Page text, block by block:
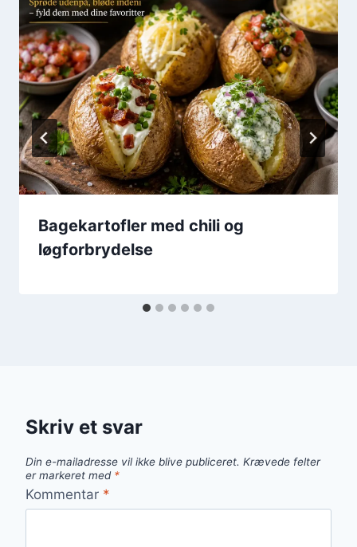
Bagekartofler med chili og
løgforbrydelse
Skriv et svar
Din e-mailadresse vil ikke blive publiceret. Krævede felter
er markeret med *
Kommentar *